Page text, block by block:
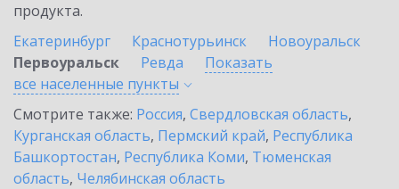
продукта.
Екатеринбург
Краснотурьинск
Новоуральск
Первоуральск
Ревда
Показать
все населенные пункты
Смотрите также: Россия, Свердловская область,
Курганская область, Пермский край, Республика
Башкортостан, Республика Коми, Тюменская
область, Челябинская область